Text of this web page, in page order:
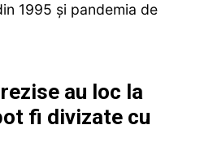
1995 și pandemia de
au loc la
fi divizate cu